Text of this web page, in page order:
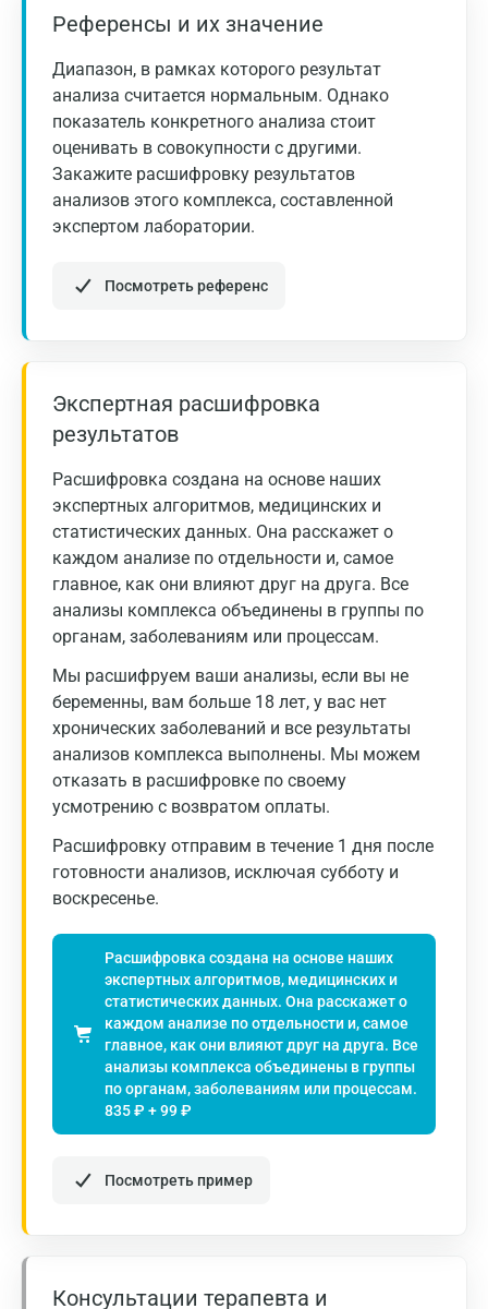
Референсы и их значение
Диапазон, в рамках которого результат
анализа считается нормальным. Однако
показатель конкретного анализа стоит
оценивать в совокупности с другими.
Закажите расшифровку результатов
анализов этого комплекса, составленной
экспертом лаборатории.
Посмотреть референс
мкмоль/л:
мужчины
29,9
< 7,5
женщины
8,7 -
27,0
< 6,0
ОЖСС,
44,7 -
мкг/л:
мужчины
женщины
150
< 20
Экспертная расшифровка
результатов
Расшифровка создана на основе наших
экспертных алгоритмов, медицинских и
статистических данных. Она расскажет о
каждом анализе по отдельности и, самое
главное, как они влияют друг на друга. Все
анализы комплекса объединены в группы по
органам, заболеваниям или процессам.
Мы расшифруем ваши анализы, если вы не
беременны, вам больше 18 лет, у вас нет
хронических заболеваний и все результаты
анализов комплекса выполнены. Мы можем
отказать в расшифровке по своему
усмотрению с возвратом оплаты.
Расшифровку отправим в течение 1 дня после
готовности анализов, исключая субботу и
воскресенье.
Расшифровка создана на основе наших
экспертных алгоритмов, медицинских и
статистических данных. Она расскажет о
каждом анализе по отдельности и, самое
главное, как они влияют друг на друга. Все
анализы комплекса объединены в группы
по органам, заболеваниям или процессам.
835 ₽ + 99 ₽
Посмотреть пример
Консультации терапевта и
Санкт-Петербург
Нижний Новгород
Казань
Альметьевск
Барнаул
Брянск
Великий Новгород
Видное
Владимир
Волгоград
Волжский
Вологда
Воронеж
Всеволожск
Гатчина
Геленджик
Дзержинск
Дзержинский
Дмитров
Долгопрудный